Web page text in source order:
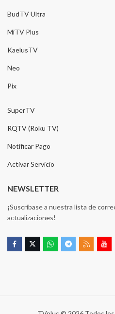
BudTV Ultra
MiTV Plus
KaelusTV
Neo
Pix
SuperTV
RQTV (Roku TV)
Notificar Pago
Activar Servicio
NEWSLETTER
¡Suscríbase a nuestra lista de
actualizaciones!